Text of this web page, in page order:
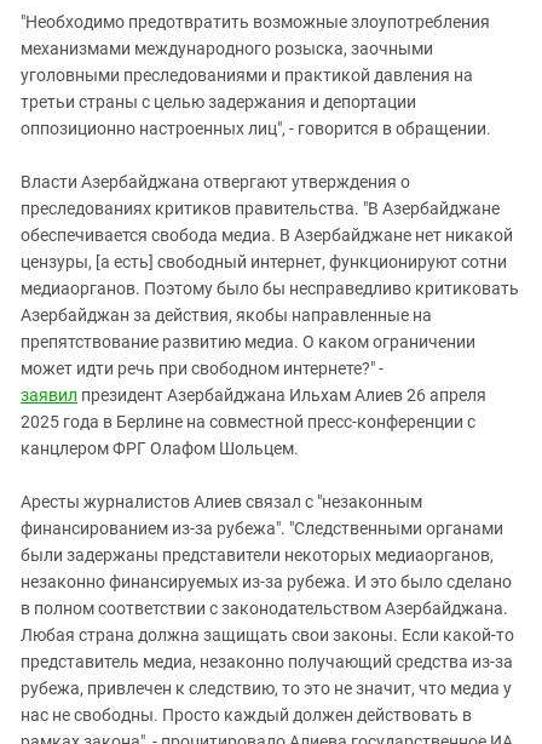
"Необходимо предотвратить возможные злоупотребления
механизмами международного розыска, заочными
уголовными преследованиями и практикой давления на
третьи страны с целью задержания и депортации
оппозиционно настроенных лиц", - говорится в обращении.
Власти Азербайджана отвергают утверждения о
преследованиях критиков правительства. "В Азербайджане
обеспечивается свобода медиа. В Азербайджане нет никакой
цензуры, [а есть] свободный интернет, функционируют сотни
медиаорганов. Поэтому было бы несправедливо критиковать
Азербайджан за действия, якобы направленные на
препятствование развитию медиа. О каком ограничении
может идти речь при свободном интернете?" -
заявил президент Азербайджана Ильхам Алиев 26 апреля
2025 года в Берлине на совместной пресс-конференции с
канцлером ФРГ Олафом Шольцем.
Аресты журналистов Алиев связал с "незаконным
финансированием из-за рубежа". "Следственными органами
были задержаны представители некоторых медиаорганов,
незаконно финансируемых из-за рубежа. И это было сделано
в полном соответствии с законодательством Азербайджана.
Любая страна должна защищать свои законы. Если какой-то
представитель медиа, незаконно получающий средства из-за
рубежа, привлечен к следствию, то это не значит, что медиа у
нас не свободны. Просто каждый должен действовать в